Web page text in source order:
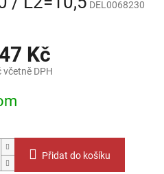
DEL0068230
Kč
včetně DPH
Přidat do košíku